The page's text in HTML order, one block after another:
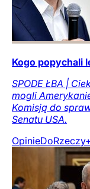
Kogo popychali
SPODE ŁBA |
mogli
Komisją do
Senatu USA.
OpinieDoRzeczy+